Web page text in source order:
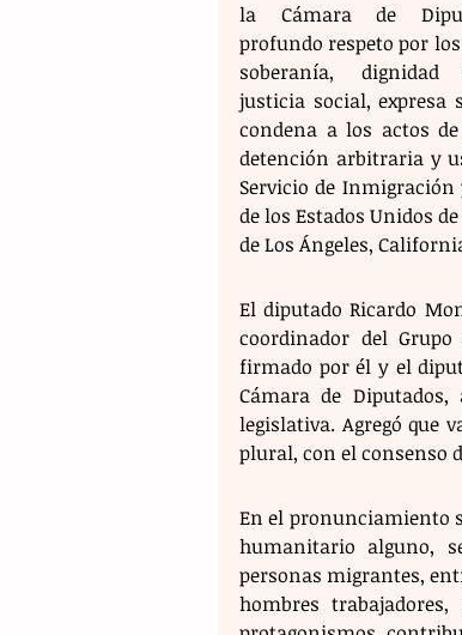
la Cámara de
profundo respeto por
soberanía,
justicia social, expresa
condena a los actos
detención arbitraria y
Servicio de Inmigración
de los Estados Unidos
de Los Ángeles,
El diputado Ricardo
coordinador del
firmado por él y el
Cámara de
legislativa. Agregó que
plural, con el consenso
En el pronunciamiento
humanitario alguno,
personas migrantes,
hombres